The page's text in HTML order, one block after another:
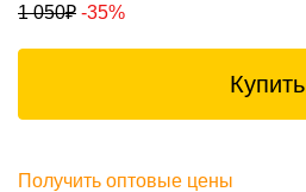
1 050₽ -35%
Купить
Получить оптовые цены